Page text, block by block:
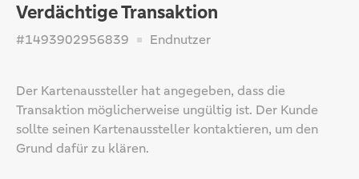
Verdächtige Transaktion
#1493902956839 Endnutzer
Der Kartenaussteller hat angegeben, dass die
Transaktion möglicherweise ungültig ist. Der Kunde
sollte seinen Kartenaussteller kontaktieren, um den
Grund dafür zu klären.